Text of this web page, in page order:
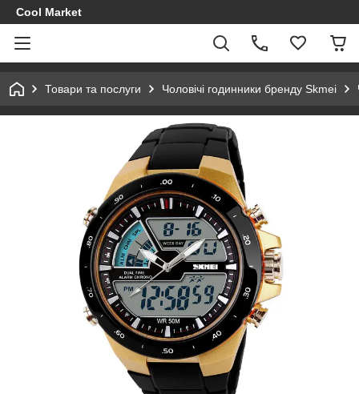
Cool Market
Товари та послуги Чоловічі годинники бренду Skmei